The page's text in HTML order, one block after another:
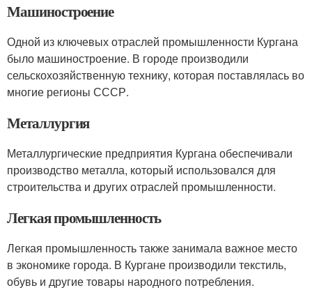
Машиностроение
Одной из ключевых отраслей промышленности Кургана
было машиностроение. В городе производили
сельскохозяйственную технику, которая поставлялась во
многие регионы СССР.
Металлургия
Металлургические предприятия Кургана обеспечивали
производство металла, который использовался для
строительства и других отраслей промышленности.
Легкая промышленность
Легкая промышленность также занимала важное место
в экономике города. В Кургане производили текстиль,
обувь и другие товары народного потребления.